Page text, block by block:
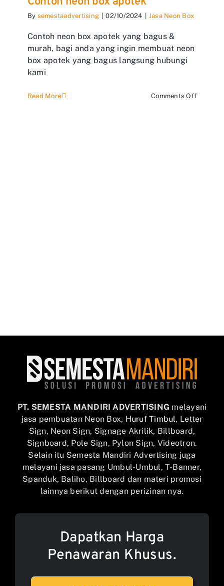
By semestaadvertising 02/10/2024 Jasa Neon Box
Contoh neon box apotek yang bagus &
murah, bagi anda yang ingin membuat neon
box apotek yang bagus langsung hubungi
kami
Read More Comments Offon
PT. SEMESTA MANDIRI ADVERTISING melayani
jasa pembuatan Neon Box, Huruf Timbul, Letter
Sign, Neon Sign, Signage Akrilik, Billboard,
Signboard, Pole Sign, Pylon Sign, Videotron.
Selain itu Semesta Mandiri Advertising juga
melayani jasa pasang Umbul-Umbul, T-Banner,
Spanduk, Baliho, Billboard dan materi promosi
lainnya berikut dengan perizinan nya.
Dapatkan Harga
Penawaran Khusus.